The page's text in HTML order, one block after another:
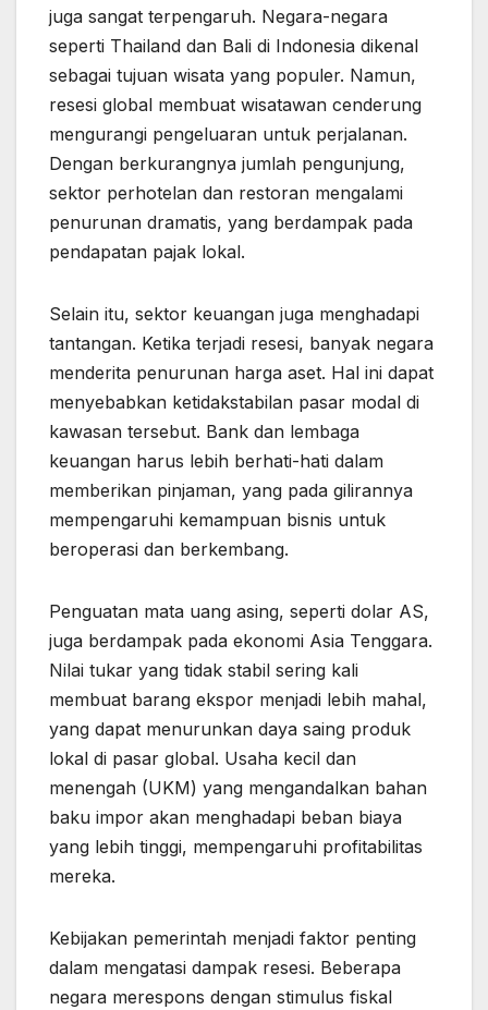
juga sangat terpengaruh. Negara-negara
seperti Thailand dan Bali di Indonesia dikenal
sebagai tujuan wisata yang populer. Namun,
resesi global membuat wisatawan cenderung
mengurangi pengeluaran untuk perjalanan.
Dengan berkurangnya jumlah pengunjung,
sektor perhotelan dan restoran mengalami
penurunan dramatis, yang berdampak pada
pendapatan pajak lokal.
Selain itu, sektor keuangan juga menghadapi
tantangan. Ketika terjadi resesi, banyak negara
menderita penurunan harga aset. Hal ini dapat
menyebabkan ketidakstabilan pasar modal di
kawasan tersebut. Bank dan lembaga
keuangan harus lebih berhati-hati dalam
memberikan pinjaman, yang pada gilirannya
mempengaruhi kemampuan bisnis untuk
beroperasi dan berkembang.
Penguatan mata uang asing, seperti dolar AS,
juga berdampak pada ekonomi Asia Tenggara.
Nilai tukar yang tidak stabil sering kali
membuat barang ekspor menjadi lebih mahal,
yang dapat menurunkan daya saing produk
lokal di pasar global. Usaha kecil dan
menengah (UKM) yang mengandalkan bahan
baku impor akan menghadapi beban biaya
yang lebih tinggi, mempengaruhi profitabilitas
mereka.
Kebijakan pemerintah menjadi faktor penting
dalam mengatasi dampak resesi. Beberapa
negara merespons dengan stimulus fiskal